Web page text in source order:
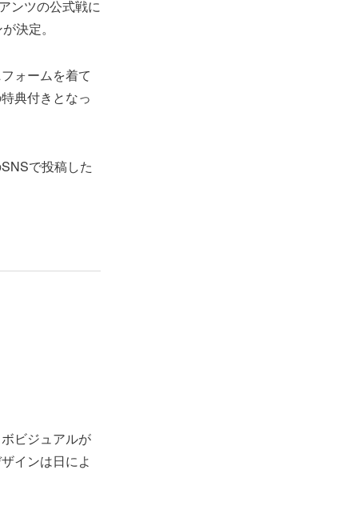
ンツの公式戦に
決定。
ォームを着て
典付きとなっ
で投稿した
ビジュアルが
インは日によ